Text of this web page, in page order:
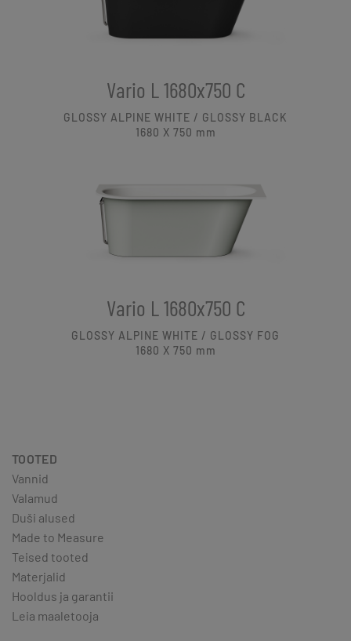
Vario L 1680x750 C
GLOSSY ALPINE WHITE / GLOSSY BLACK
1680 X 750 mm
Vario L 1680x750 C
GLOSSY ALPINE WHITE / GLOSSY FOG
1680 X 750 mm
TOOTED
Vannid
Valamud
Duši alused
Made to Measure
Teised tooted
Materjalid
Hooldus ja garantii
Leia maaletooja